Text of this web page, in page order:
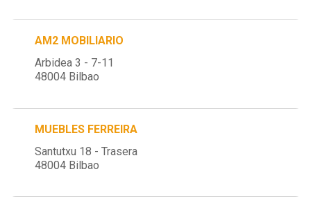
AM2 MOBILIARIO
Arbidea 3 - 7-11
48004 Bilbao
MUEBLES FERREIRA
Santutxu 18 - Trasera
48004 Bilbao